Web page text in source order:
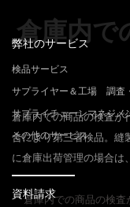
倉庫内で
倉庫内での商品の検査が
合により第三者検品。縫
に倉庫出荷管理の場合は
倉庫内での商品の検査
弊社のサービス
検品サービス
サプライヤー＆工場 調査
サプライチェーンマネジメ
その他のサービス
資料請求